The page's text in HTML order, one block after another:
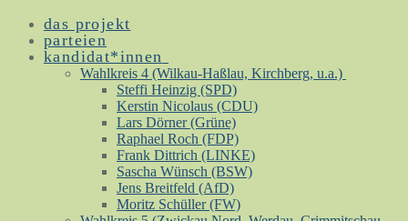
das projekt
parteien
kandidat*innen
Wahlkreis 4 (Wilkau-Haßlau, Kirchberg, u.a.)
Steffi Heinzig (SPD)
Kerstin Nicolaus (CDU)
Lars Dörner (Grüne)
Raphael Roch (FDP)
Frank Dittrich (LINKE)
Sascha Wünsch (BSW)
Jens Breitfeld (AfD)
Moritz Schüller (FW)